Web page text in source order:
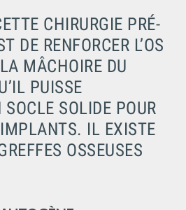
CHIRURGIE PRÉ-
DE RENFORCER L’OS
MÂCHOIRE DU
PUISSE
SOLIDE POUR
IMPLANTS. IL EXISTE
OSSEUSES